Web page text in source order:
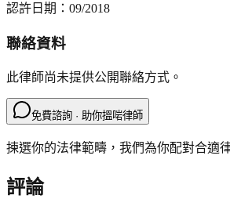
認許日期： 09/2018
聯絡資料
此律師尚未提供公開聯絡方式。
免費諮詢 · 助你搵啱律師
揀選你的法律範疇，我們為你配對合適
評論